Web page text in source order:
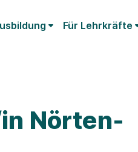
Für Lehrkräfte
Nörten-